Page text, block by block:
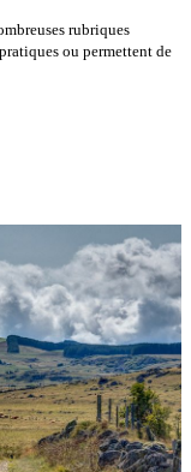
rubriques
ou permettent de